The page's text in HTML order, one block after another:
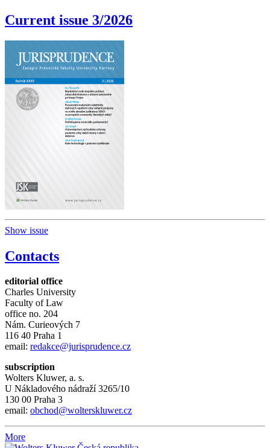
Current issue 3/2026
Show issue
Contacts
editorial office
Charles University
Faculty of Law
office no. 204
Nám. Curieových 7
116 40 Praha 1
email: redakce@jurisprudence.cz
subscription
Wolters Kluwer, a. s.
U Nákladového nádraží 3265/10
130 00 Praha 3
email: obchod@wolterskluwer.cz
More